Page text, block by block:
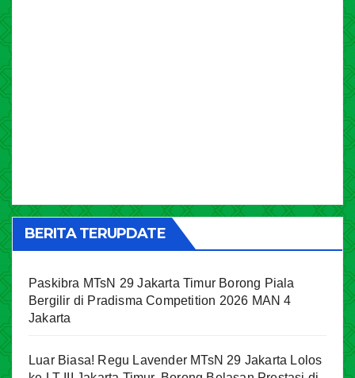
BERITA TERUPDATE
Paskibra MTsN 29 Jakarta Timur Borong Piala
Bergilir di Pradisma Competition 2026 MAN 4
Jakarta
Luar Biasa! Regu Lavender MTsN 29 Jakarta Lolos